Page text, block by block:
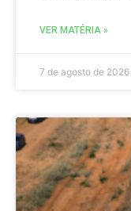
VER MATÉRIA »
7 de agosto de 2026